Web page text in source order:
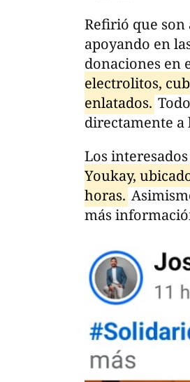
Refirió que son
apoyando en
donaciones en
electrolitos,
enlatados.
directamente a
Los
Youkay,
horas.
más